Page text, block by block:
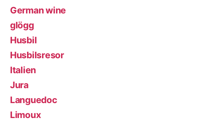
German wine
glögg
Husbil
Husbilsresor
Italien
Jura
Languedoc
Limoux